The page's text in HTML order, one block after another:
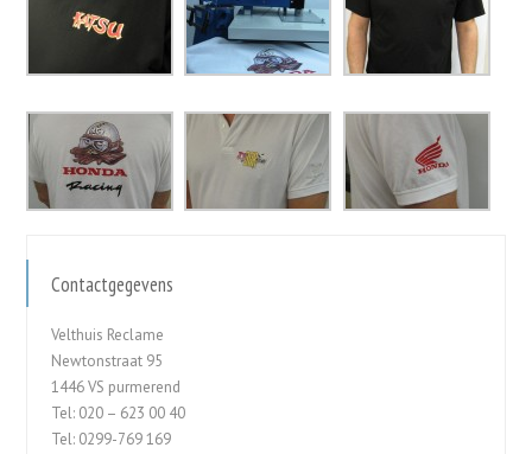
Contactgegevens
Velthuis Reclame
Newtonstraat 95
1446 VS purmerend
Tel: 020 – 623 00 40
Tel: 0299-769 169